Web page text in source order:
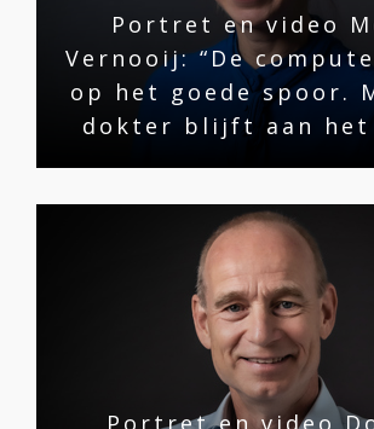
Portret en video
Vernooij: “De
op het goede spoor.
dokter blijft aan het
Portret en video